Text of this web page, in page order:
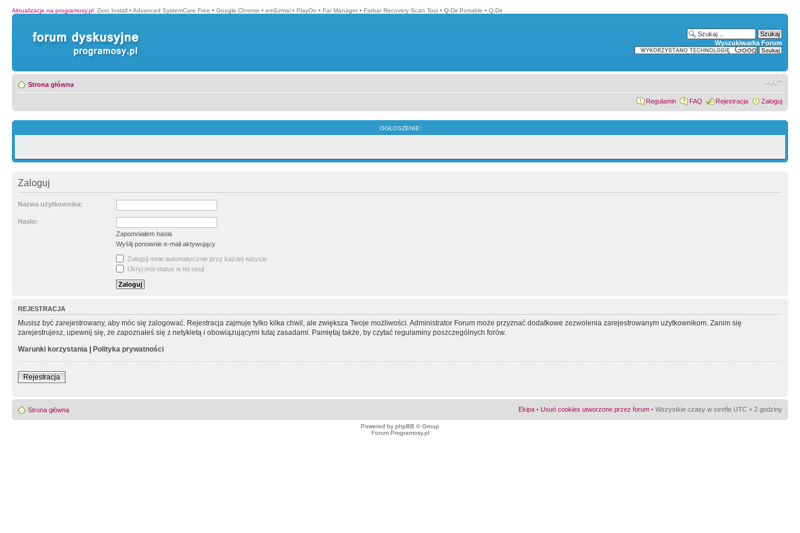
Aktualizacje na programosy.pl: Zero Install • Advanced SystemCare Free • Google Chrome • emSzmal • PlayOn • Far Manager • Farbar Recovery Scan Tool • Q-Dir Portable • Q-Dir
Wyszukiwarka Forum
Strona główna
Regulamin FAQ Rejestracja Zaloguj
OGŁOSZENIE:
Zaloguj
Nazwa użytkownika:
Hasło:
Zapomniałem hasła
Wyślij ponownie e-mail aktywujący
Zaloguj mnie automatycznie przy każdej wizycie
Ukryj mój status w tej sesji
REJESTRACJA
Musisz być zarejestrowany, aby móc się zalogować. Rejestracja zajmuje tylko kilka chwil, ale zwiększa Twoje możliwości. Administrator Forum może przyznać dodatkowe zezwolenia zarejestrowanym użytkownikom. Zanim się
zarejestrujesz, upewnij się, że zapoznałeś się z netykietą i obowiązującymi tutaj zasadami. Pamiętaj także, by czytać regulaminy poszczególnych forów.
Warunki korzystania | Polityka prywatności
Rejestracja
Strona główna Ekipa • Usuń cookies utworzone przez forum • Wszystkie czasy w strefie UTC + 2 godziny
Powered by phpBB © Group
Forum Programosy.pl